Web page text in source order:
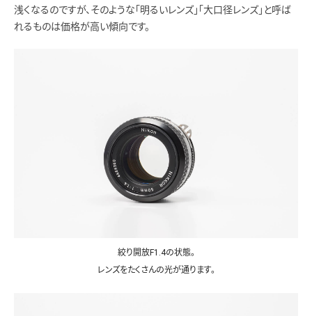
浅くなるのですが、そのような「明るいレンズ」「大口径レンズ」と呼ば
れるものは価格が高い傾向です。
絞り開放F1.4の状態。
レンズをたくさんの光が通ります。